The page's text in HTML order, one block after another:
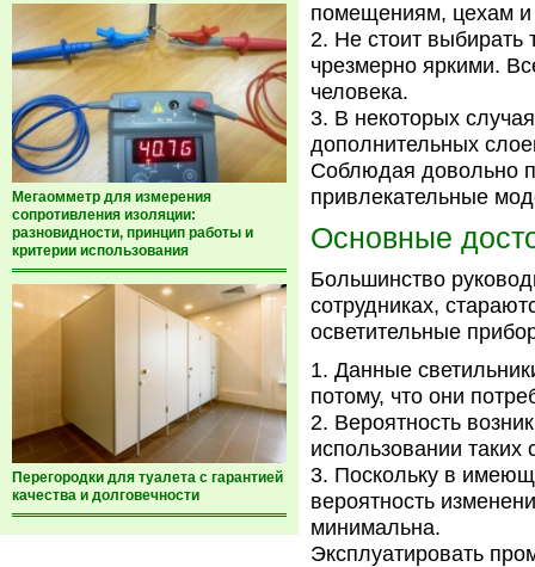
Мегаомметр для измерения
сопротивления изоляции:
разновидности, принцип работы и
критерии использования
Перегородки для туалета с гарантией
качества и долговечности
помещениям, цехам
Не стоит выбирать
чрезмерно яркими.
человека.
В некоторых
дополнительных
Соблюдая довольно
привлекательные
Основные
Большинство
сотрудниках,
осветительные
Данные
потому, что они
Вероятность
использовании
Поскольку в
вероятность
минимальна.
Эксплуатировать